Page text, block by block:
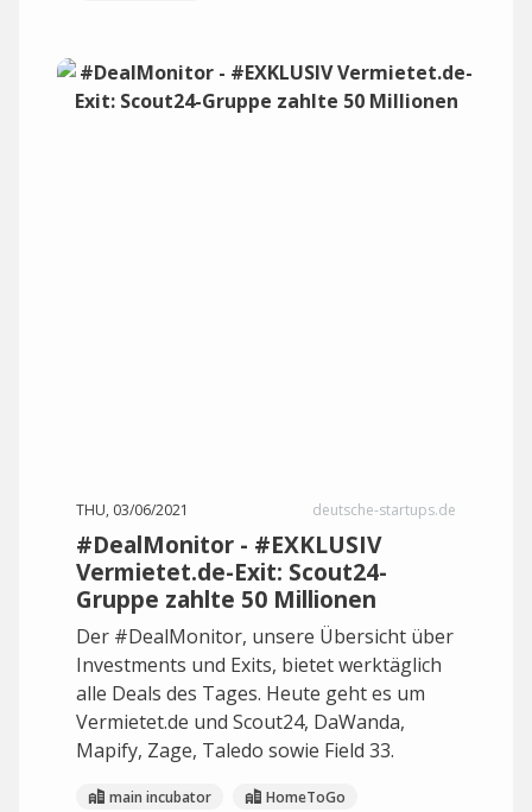
THU, 03/06/2021 deutsche-startups.de
#DealMonitor - #EXKLUSIV
Vermietet.de-Exit: Scout24-
Gruppe zahlte 50 Millionen
Der #DealMonitor, unsere Übersicht über
Investments und Exits, bietet werktäglich
alle Deals des Tages. Heute geht es um
Vermietet.de und Scout24, DaWanda,
Mapify, Zage, Taledo sowie Field 33.
main incubator
HomeToGo